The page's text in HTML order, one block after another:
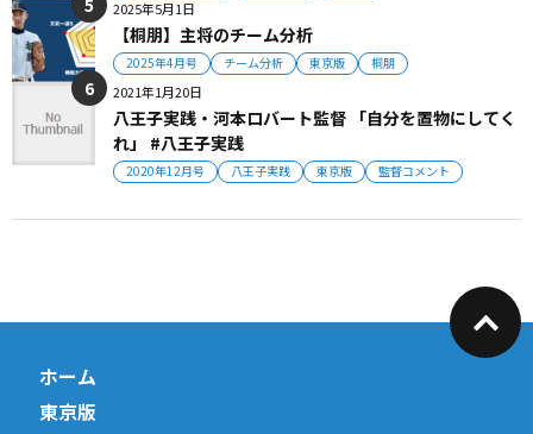
2025年5月1日
【桐朋】主将のチーム分析
2025年4月号 チーム分析 東京版 桐朋
2021年1月20日
八王子実践・河本ロバート監督 「自分を置物にしてく
れ」 #八王子実践
2020年12月号 八王子実践 東京版 監督コメント
ホーム
東京版